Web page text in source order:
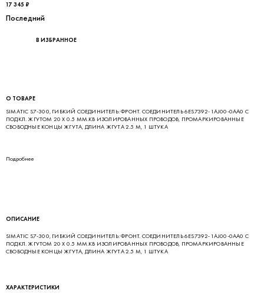
17 345 ₽
Последний
В ИЗБРАННОЕ
О ТОВАРЕ
SIMATIC S7-300, ГИБКИЙ СОЕДИНИТЕЛЬ: ФРОНТ. СОЕДИНИТЕЛЬ 6ES7392-1AJ00-0AA0 С
ПОДКЛ. ЖГУТОМ 20 Х 0.5 MM.КВ ИЗОЛИРОВАННЫХ ПРОВОДОВ, ПРОМАРКИРОВАННЫЕ
СВОБОДНЫЕ КОНЦЫ ЖГУТА, ДЛИНА ЖГУТА 2.5 М, 1 ШТУКА
Подробнее
ОПИСАНИЕ
SIMATIC S7-300, ГИБКИЙ СОЕДИНИТЕЛЬ: ФРОНТ. СОЕДИНИТЕЛЬ 6ES7392-1AJ00-0AA0 С
ПОДКЛ. ЖГУТОМ 20 Х 0.5 MM.КВ ИЗОЛИРОВАННЫХ ПРОВОДОВ, ПРОМАРКИРОВАННЫЕ
СВОБОДНЫЕ КОНЦЫ ЖГУТА, ДЛИНА ЖГУТА 2.5 М, 1 ШТУКА
ХАРАКТЕРИСТИКИ